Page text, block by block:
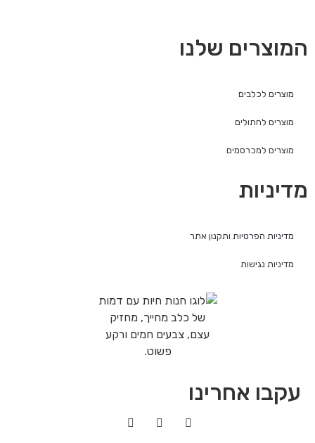
המוצרים שלנו
מוצרים לכלבים
מוצרים לחתולים
מוצרים למכרסמים
מדיניות
מדיניות הפרטיות ותקנון אתר
מדיניות נגישות
עקבו אחרינו